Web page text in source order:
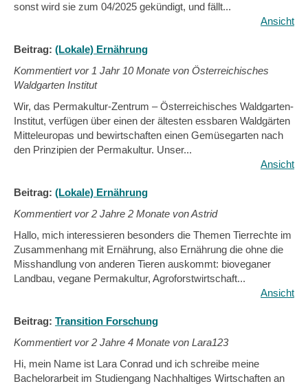
sonst wird sie zum 04/2025 gekündigt, und fällt...
Ansicht
Beitrag: (Lokale) Ernährung
Kommentiert vor 1 Jahr 10 Monate von Österreichisches
Waldgarten Institut
Wir, das Permakultur-Zentrum – Österreichisches Waldgarten-
Institut, verfügen über einen der ältesten essbaren Waldgärten
Mitteleuropas und bewirtschaften einen Gemüsegarten nach
den Prinzipien der Permakultur. Unser...
Ansicht
Beitrag: (Lokale) Ernährung
Kommentiert vor2 Jahre 2 Monate von Astrid
Hallo, mich interessieren besonders die Themen Tierrechte im
Zusammenhang mit Ernährung, also Ernährung die ohne die
Misshandlung von anderen Tieren auskommt: bioveganer
Landbau, vegane Permakultur, Agroforstwirtschaft...
Ansicht
Beitrag: Transition Forschung
Kommentiert vor2 Jahre 4 Monate von Lara123
Hi, mein Name ist Lara Conrad und ich schreibe meine
Bachelorarbeit im Studiengang Nachhaltiges Wirtschaften an